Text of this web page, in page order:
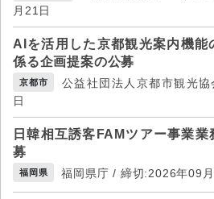
月21日
AIを活用した京都観光案内機能
係る企画提案の公募
京都市
公益社団法人京都市観光
日
日韓相互誘客FAMツアー事業
募
福岡県 福岡県庁 / 締切:2026年09